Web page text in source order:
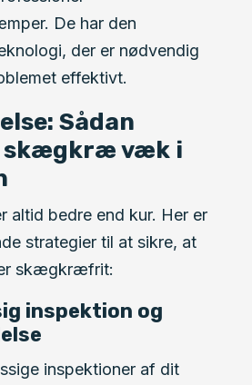
De har den
der er nødvendig
effektivt.
Sådan
skægkræ væk i
altid bedre end kur. Her er
strategier til at sikre, at
skægkræfrit:
inspektion og
inspektioner af dit